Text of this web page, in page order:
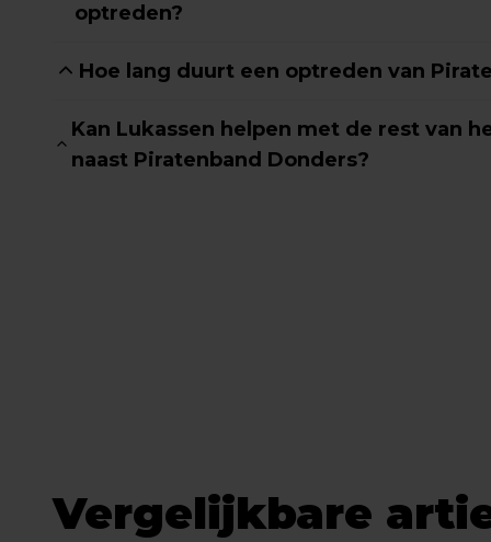
optreden?
Hoe lang duurt een optreden van
Kan Lukassen helpen met de rest van
naast Piratenband Donders?
Vergelijkbare